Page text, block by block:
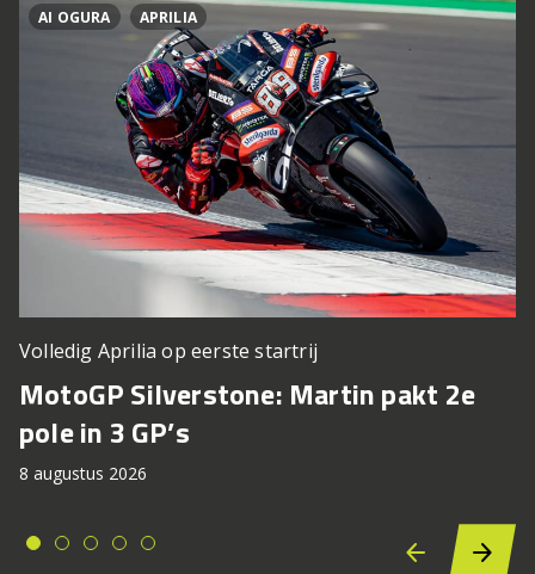
AI OGURA APRILIA
Volledig Aprilia op eerste startrij
MotoGP Silverstone: Martin pakt 2e
pole in 3 GP’s
8 augustus 2026